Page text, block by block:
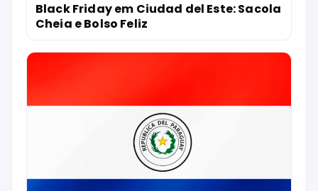
Black Friday em Ciudad del Este: Sacola
Cheia e Bolso Feliz